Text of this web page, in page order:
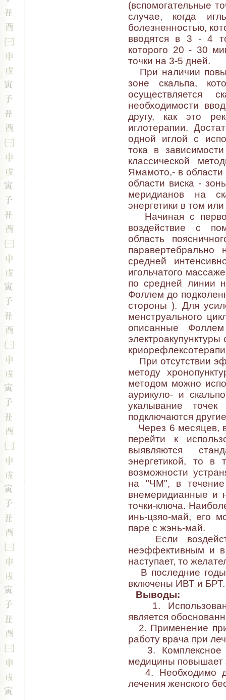
(вспомогательные
случае, когда
болезненностью,
вводятся в 3 - 4
которого 20 - 30
точки на 3-5 дней.
При наличии
зоне скальпа,
осуществляется
необходимости
другу, как это
иглотерапии.
одной иглой с
тока в
классической
Ямамото,- в области
области виска -
меридианов на
энергетики в том
Начиная с
воздействие с
область
средней
игольчатого
по средней линии
Фоллем до
стороны ). Для
менструального
описанные
При отсутствии
методу
методом можно
аурикуло- и
укалывание
подключаются
Через 6 месяцев,
перейти к
выявляются
энергетикой, то в
возможности
на "ЧМ", в
внемеридианные и
точки-ключа.
инь-цзяо-май, его
паре с жэнь-май.
Если
неэффективным и
наступает, то
В последние годы
включены ИВТ и БРТ.
Выводы:
1.
является
2. Применение
работу врача при
3. Комплексное
медицины повышает
4. Необходимо
лечения женского